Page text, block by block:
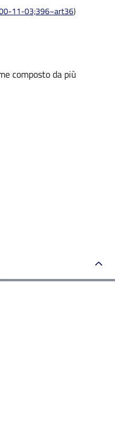
11-03;396~art36)
composto da più